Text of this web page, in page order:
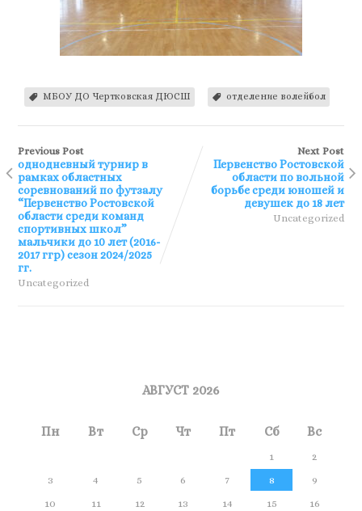
МБОУ ДО Чертковская ДЮСШ отделение волейбол
Previous Post
однодневный турнир в
рамках областных
соревнований по футзалу
“Первенство Ростовской
области среди команд
спортивных школ”
мальчики до 10 лет (2016-
2017 ггр) сезон 2024/2025
гг.
Uncategorized
Next Post
Первенство Ростовской
области по вольной
борьбе среди юношей и
девушек до 18 лет
Uncategorized
АВГУСТ 2026
Пн Вт Ср Чт Пт Сб Вс
1
2
3
4 5 6 7 8
9
10
11 12 13 14 15
16